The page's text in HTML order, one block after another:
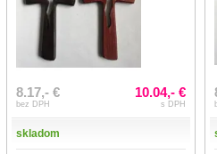
8.17,- €
bez DPH
10.04,- €
s DPH
skladom